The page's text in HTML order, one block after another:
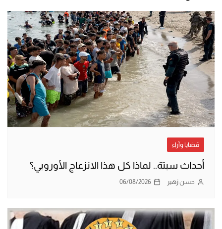
قضايا وآراء
أحداث سبتة.. لماذا كل هذا الانزعاج الأوروبي؟
حسن زهير 06/08/2026